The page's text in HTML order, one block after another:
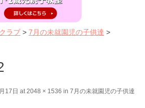
ラブ > 7月の未就園児の子供達 >
17日 at 2048 × 1536 in 7月の未就園児の子供達